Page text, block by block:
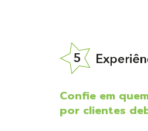
Confie em
por clientes